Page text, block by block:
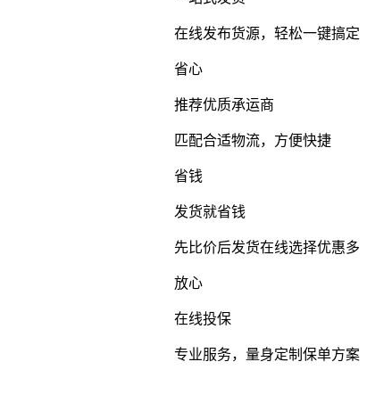
在线发布货源，轻松一键搞定
省心
推荐优质承运商
匹配合适物流，方便快捷
省钱
发货就省钱
先比价后发货在线选择优惠多
放心
在线投保
专业服务，量身定制保单方案